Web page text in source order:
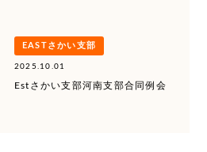
EASTさかい支部
2025.10.01
Estさかい支部河南支部合同例会